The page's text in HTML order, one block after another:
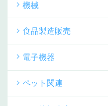
機械
食品製造販売
電子機器
ペット関連